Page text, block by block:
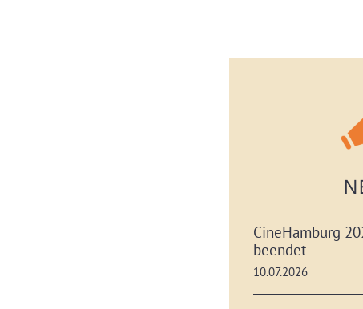
CineHamburg
beendet
10.07.2026